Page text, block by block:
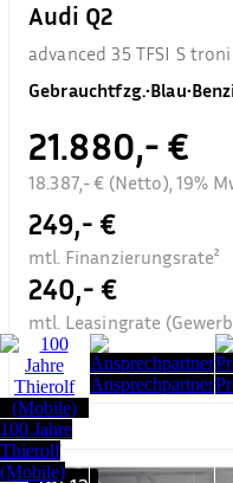
Audi Q2
advanced 35 TFSI S
Gebrauchtfzg.•Blau•
21.880,- €
18.387,- € (Netto), 19%
249,- €
mtl. Finanzierungsrate²
240,- €
mtl. Leasingrate
100 Jahre
Thierolf
(Mobile)
Ansprechpartner